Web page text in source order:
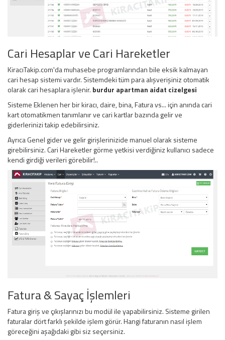
Cari Hesaplar ve Cari Hareketler
KiracıTakip.com'da muhasebe programlarından bile eksik kalmayan
cari hesap sistemi vardır. Sistemdeki tüm para alışverişiniz otomatik
olarak cari hesaplara işlenir. burdur apartman aidat cizelgesi
Sisteme Eklenen her bir kiracı, daire, bina, Fatura vs... için anında cari
kart otomatikmen tanımlanır ve cari kartlar bazında gelir ve
giderlerinizi takip edebilirsiniz.
Ayrıca Genel gider ve gelir girişlerinizide manuel olarak sisteme
girebilirsiniz. Cari Hareketler görme yetkisi verdiğiniz kullanıcı sadece
kendi girdiği verileri görebilir!..
Fatura & Sayaç İşlemleri
Fatura giriş ve çıkışlarınızı bu modül ile yapabilirsiniz. Sisteme girilen
faturalar dört farklı şekilde işlem görür. Hangi faturanın nasıl işlem
göreceğini aşağıdaki gibi siz seçersiniz.